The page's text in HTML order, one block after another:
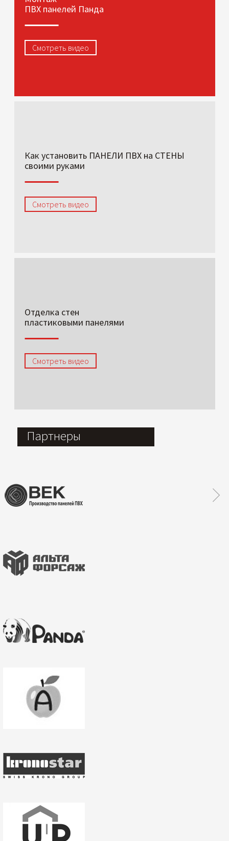
ПВХ панелей Панда
Смотреть видео
Как установить ПАНЕЛИ ПВХ на СТЕНЫ
своими руками
Смотреть видео
Отделка стен
пластиковыми панелями
Смотреть видео
Партнеры